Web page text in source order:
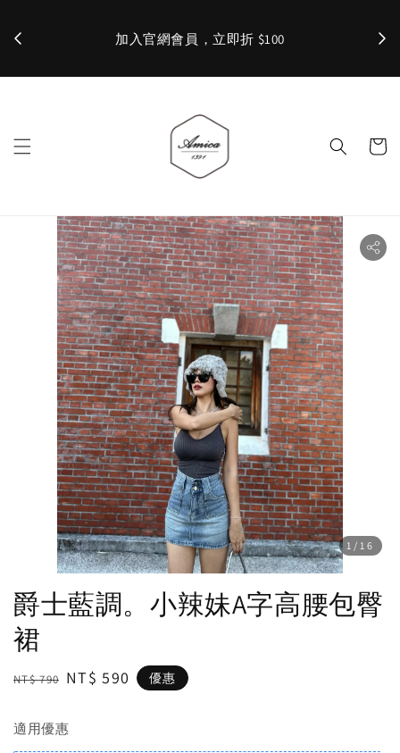
加入官網會員，立即折 $100 ✨
1 /16
爵士藍調。小辣妹A字高腰包臀
裙
Regular
NT$ 790 Sale
NT$ 590 優惠
適用優惠